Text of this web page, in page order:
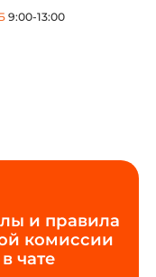
9:00-13:00
и правила
комиссии
чате